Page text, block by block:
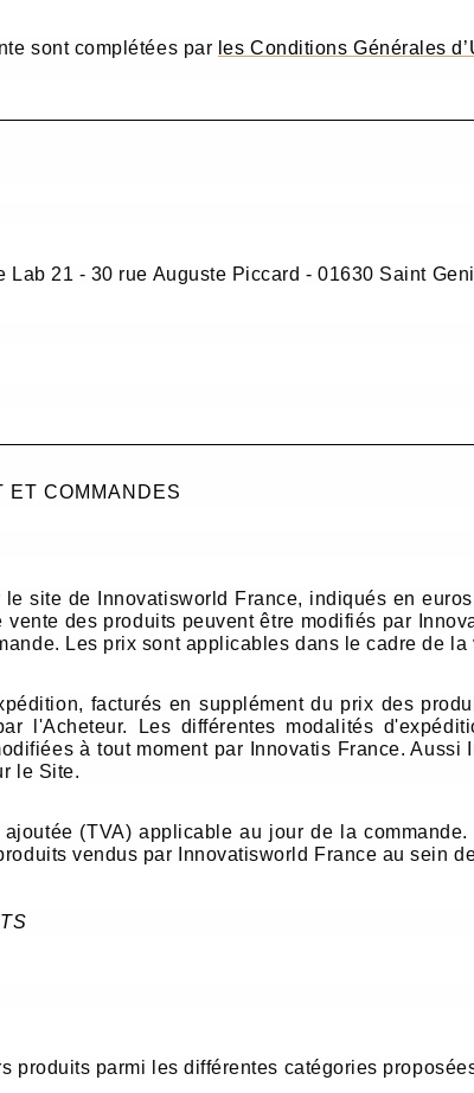
sont complétées par les Conditions Générales
Lab 21 - 30 rue Auguste Piccard - 01630 Saint
ET COMMANDES
site de Innovatisworld France, indiqués en
des produits peuvent être modifiés par
Les prix sont applicables dans le cadre de la
facturés en supplément du prix des
l'Acheteur. Les différentes modalités
à tout moment par Innovatis France.
le Site.
(TVA) applicable au jour de la
vendus par Innovatisworld France au sein
produits parmi les différentes catégories